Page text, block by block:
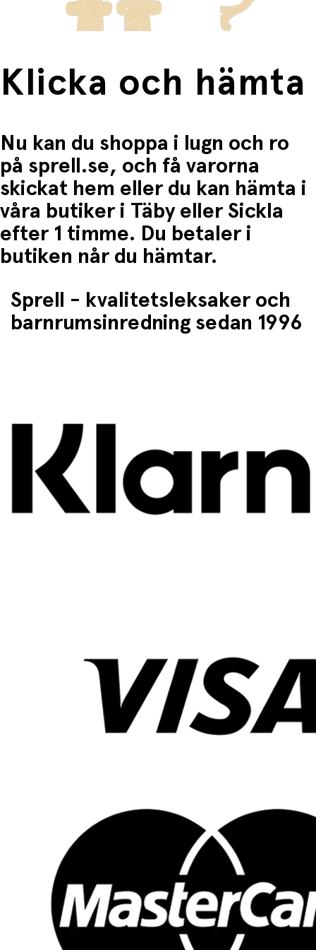
Klicka och hämta
Nu kan du shoppa i lugn och ro
på sprell.se, och få varorna
skickat hem eller du kan hämta i
våra butiker i Täby eller Sickla
efter 1 timme. Du betaler i
butiken når du hämtar.
Sprell - kvalitetsleksaker och
barnrumsinredning sedan 1996